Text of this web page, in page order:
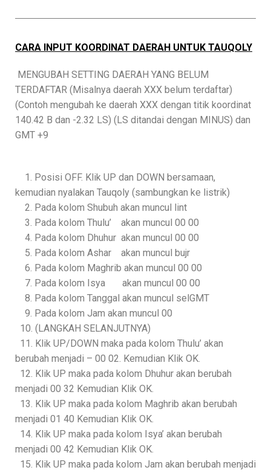
CARA INPUT KOORDINAT DAERAH UNTUK TAUQOLY
MENGUBAH SETTING DAERAH YANG BELUM
TERDAFTAR (Misalnya daerah XXX belum terdaftar)
(Contoh mengubah ke daerah XXX dengan titik koordinat
140.42 B dan -2.32 LS) (LS ditandai dengan MINUS) dan
GMT +9
1. Posisi OFF. Klik UP dan DOWN bersamaan,
kemudian nyalakan Tauqoly (sambungkan ke listrik)
2. Pada kolom Shubuh akan muncul lint
3. Pada kolom Thulu’ akan muncul 00 00
4. Pada kolom Dhuhur akan muncul 00 00
5. Pada kolom Ashar akan muncul bujr
6. Pada kolom Maghrib akan muncul 00 00
7. Pada kolom Isya akan muncul 00 00
8. Pada kolom Tanggal akan muncul selGMT
9. Pada kolom Jam akan muncul 00
10. (LANGKAH SELANJUTNYA)
11. Klik UP/DOWN maka pada kolom Thulu’ akan
berubah menjadi – 00 02. Kemudian Klik OK.
12. Klik UP maka pada kolom Dhuhur akan berubah
menjadi 00 32 Kemudian Klik OK.
13. Klik UP maka pada kolom Maghrib akan berubah
menjadi 01 40 Kemudian Klik OK.
14. Klik UP maka pada kolom Isya’ akan berubah
menjadi 00 42 Kemudian Klik OK.
15. Klik UP maka pada kolom Jam akan berubah menjadi